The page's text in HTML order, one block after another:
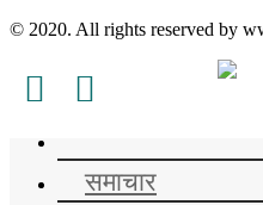
© 2020. All rights reserved by
समाचार